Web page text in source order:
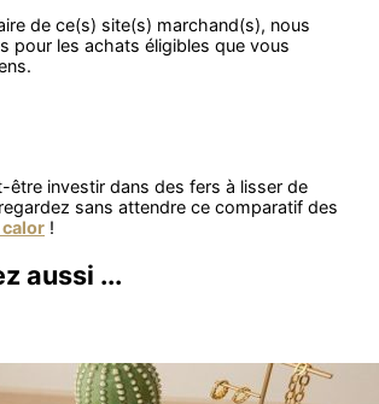
être investir dans des fers à lisser de
sans attendre ce comparatif des
!
aussi ...